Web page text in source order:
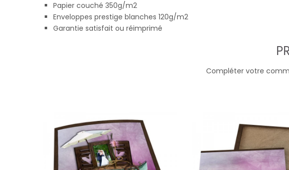
Papier couché 350g/m2
Enveloppes prestige blanches 120g/m2
Garantie satisfait ou réimprimé
Compléter votre